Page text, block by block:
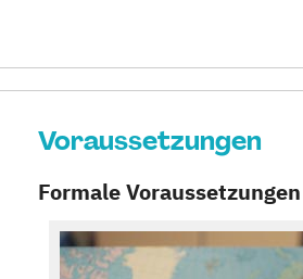
Voraussetzungen
Formale Voraussetzungen